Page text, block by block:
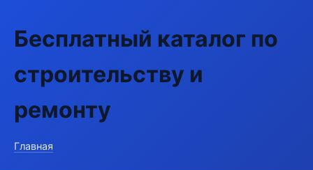
Бесплатный каталог по
строительству и
ремонту
Главная